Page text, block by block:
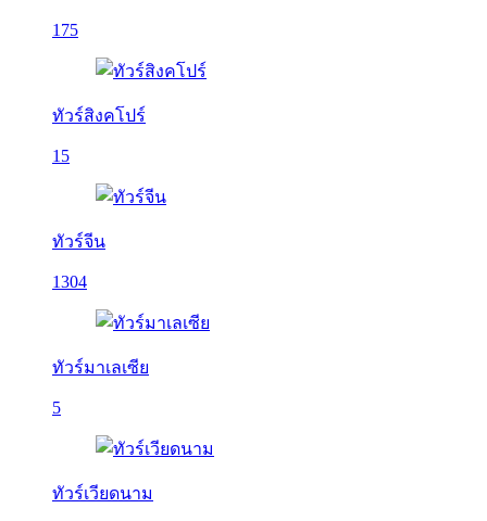
175
ทัวร์สิงคโปร์
15
ทัวร์จีน
1304
ทัวร์มาเลเซีย
5
ทัวร์เวียดนาม